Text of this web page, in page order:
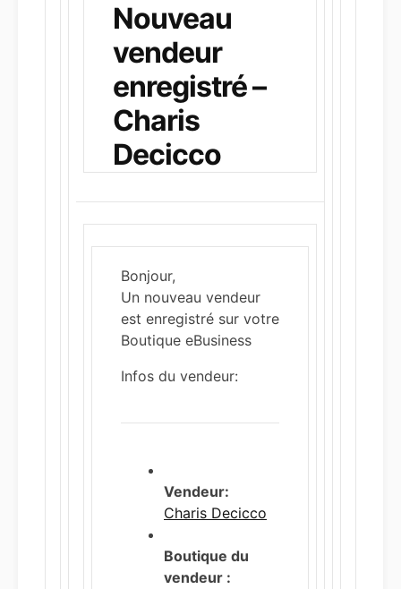
Nouveau
vendeur
enregistré –
Charis
Decicco
Bonjour,
Un nouveau vendeur
est enregistré sur votre
Boutique eBusiness
Infos du vendeur:
Vendeur:
Charis Decicco
Boutique du
vendeur :